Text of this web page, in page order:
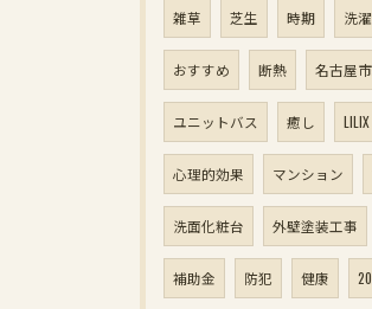
雑草 芝生 時期 洗
おすすめ 断熱 名古屋
ユニットバス 癒し LILIX
心理的効果 マンション
洗面化粧台 外壁塗装工事
補助金 防犯 健康